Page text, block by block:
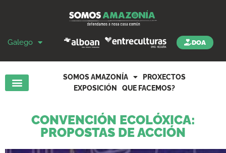
Galego DOA
SOMOS AMAZONÍA
PROXECTOS
EXPOSICIÓN
QUE FACEMOS?
CONVENCIÓN ECOLÓXICA:
PROPOSTAS DE ACCIÓN